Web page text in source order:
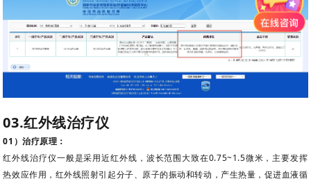
03.红外线治疗仪
01）治疗原理：
红外线治疗仪一般是采用近红外线， 波长范围大致在0.75~1.5微米， 主要发挥
热效应作用，红外线照射引起分子、原子的振动和转动，产生热量，促进血液循